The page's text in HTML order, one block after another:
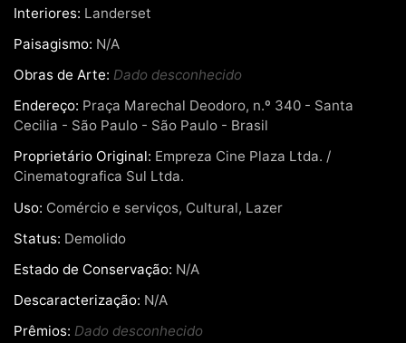
Interiores: Landerset
Paisagismo: N/A
Obras de Arte: Dado desconhecido
Endereço: Praça Marechal Deodoro, n.º 340 - Santa
Cecilia - São Paulo - São Paulo - Brasil
Proprietário Original: Empreza Cine Plaza Ltda. /
Cinematografica Sul Ltda.
Uso: Comércio e serviços, Cultural, Lazer
Status: Demolido
Estado de Conservação: N/A
Descaracterização: N/A
Prêmios: Dado desconhecido